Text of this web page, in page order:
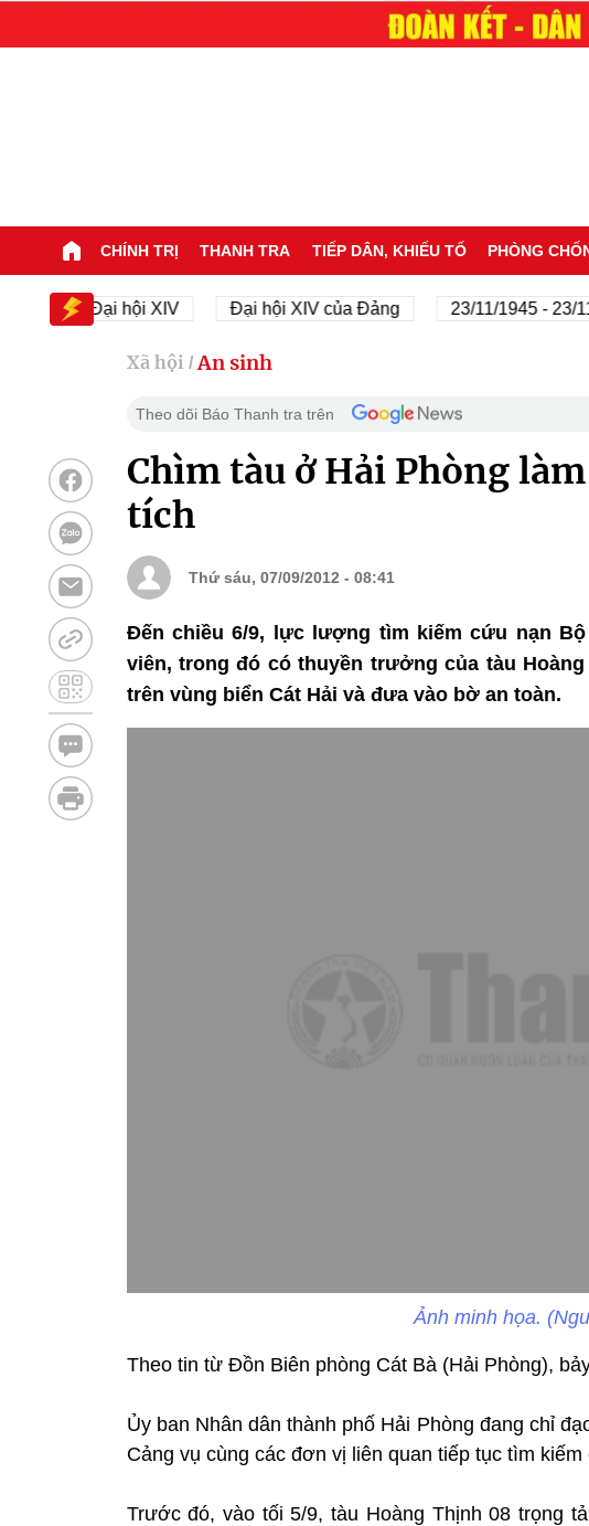
CHÍNH TRỊ THANH TRA TIẾP DÂN, KHIẾU TỐ PHÒNG
Đại hội XIV Đại hội XIV của Đảng 23/11/1945 - 23/11/2025
Xã hội / An sinh
Theo dõi Báo Thanh tra trên
Chìm tàu ở Hải Phòng
tích
Thứ sáu, 07/09/2012 - 08:41
Đến chiều 6/9, lực lượng tìm kiếm cứu nạn
viên, trong đó có thuyền trưởng của tàu
trên vùng biển Cát Hải và đưa vào bờ an toàn.
Ảnh minh họa.
Theo tin từ Đồn Biên phòng Cát Bà (Hải Phòng),
Ủy ban Nhân dân thành phố Hải Phòng đang chỉ
Cảng vụ cùng các đơn vị liên quan tiếp tục tìm kiếm
Trước đó, vào tối 5/9, tàu Hoàng Thịnh 08 trọng